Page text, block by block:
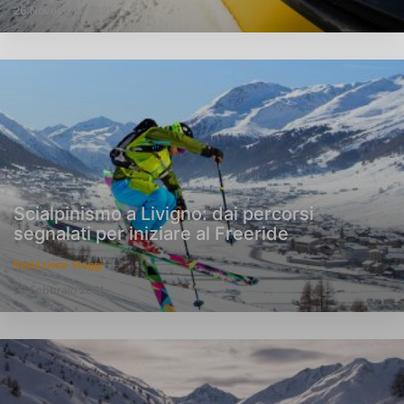
26 Novembre 2021
Scialpinismo a Livigno: dai percorsi
segnalati per iniziare al Freeride
Redazione Viaggi
20 Febbraio 2021